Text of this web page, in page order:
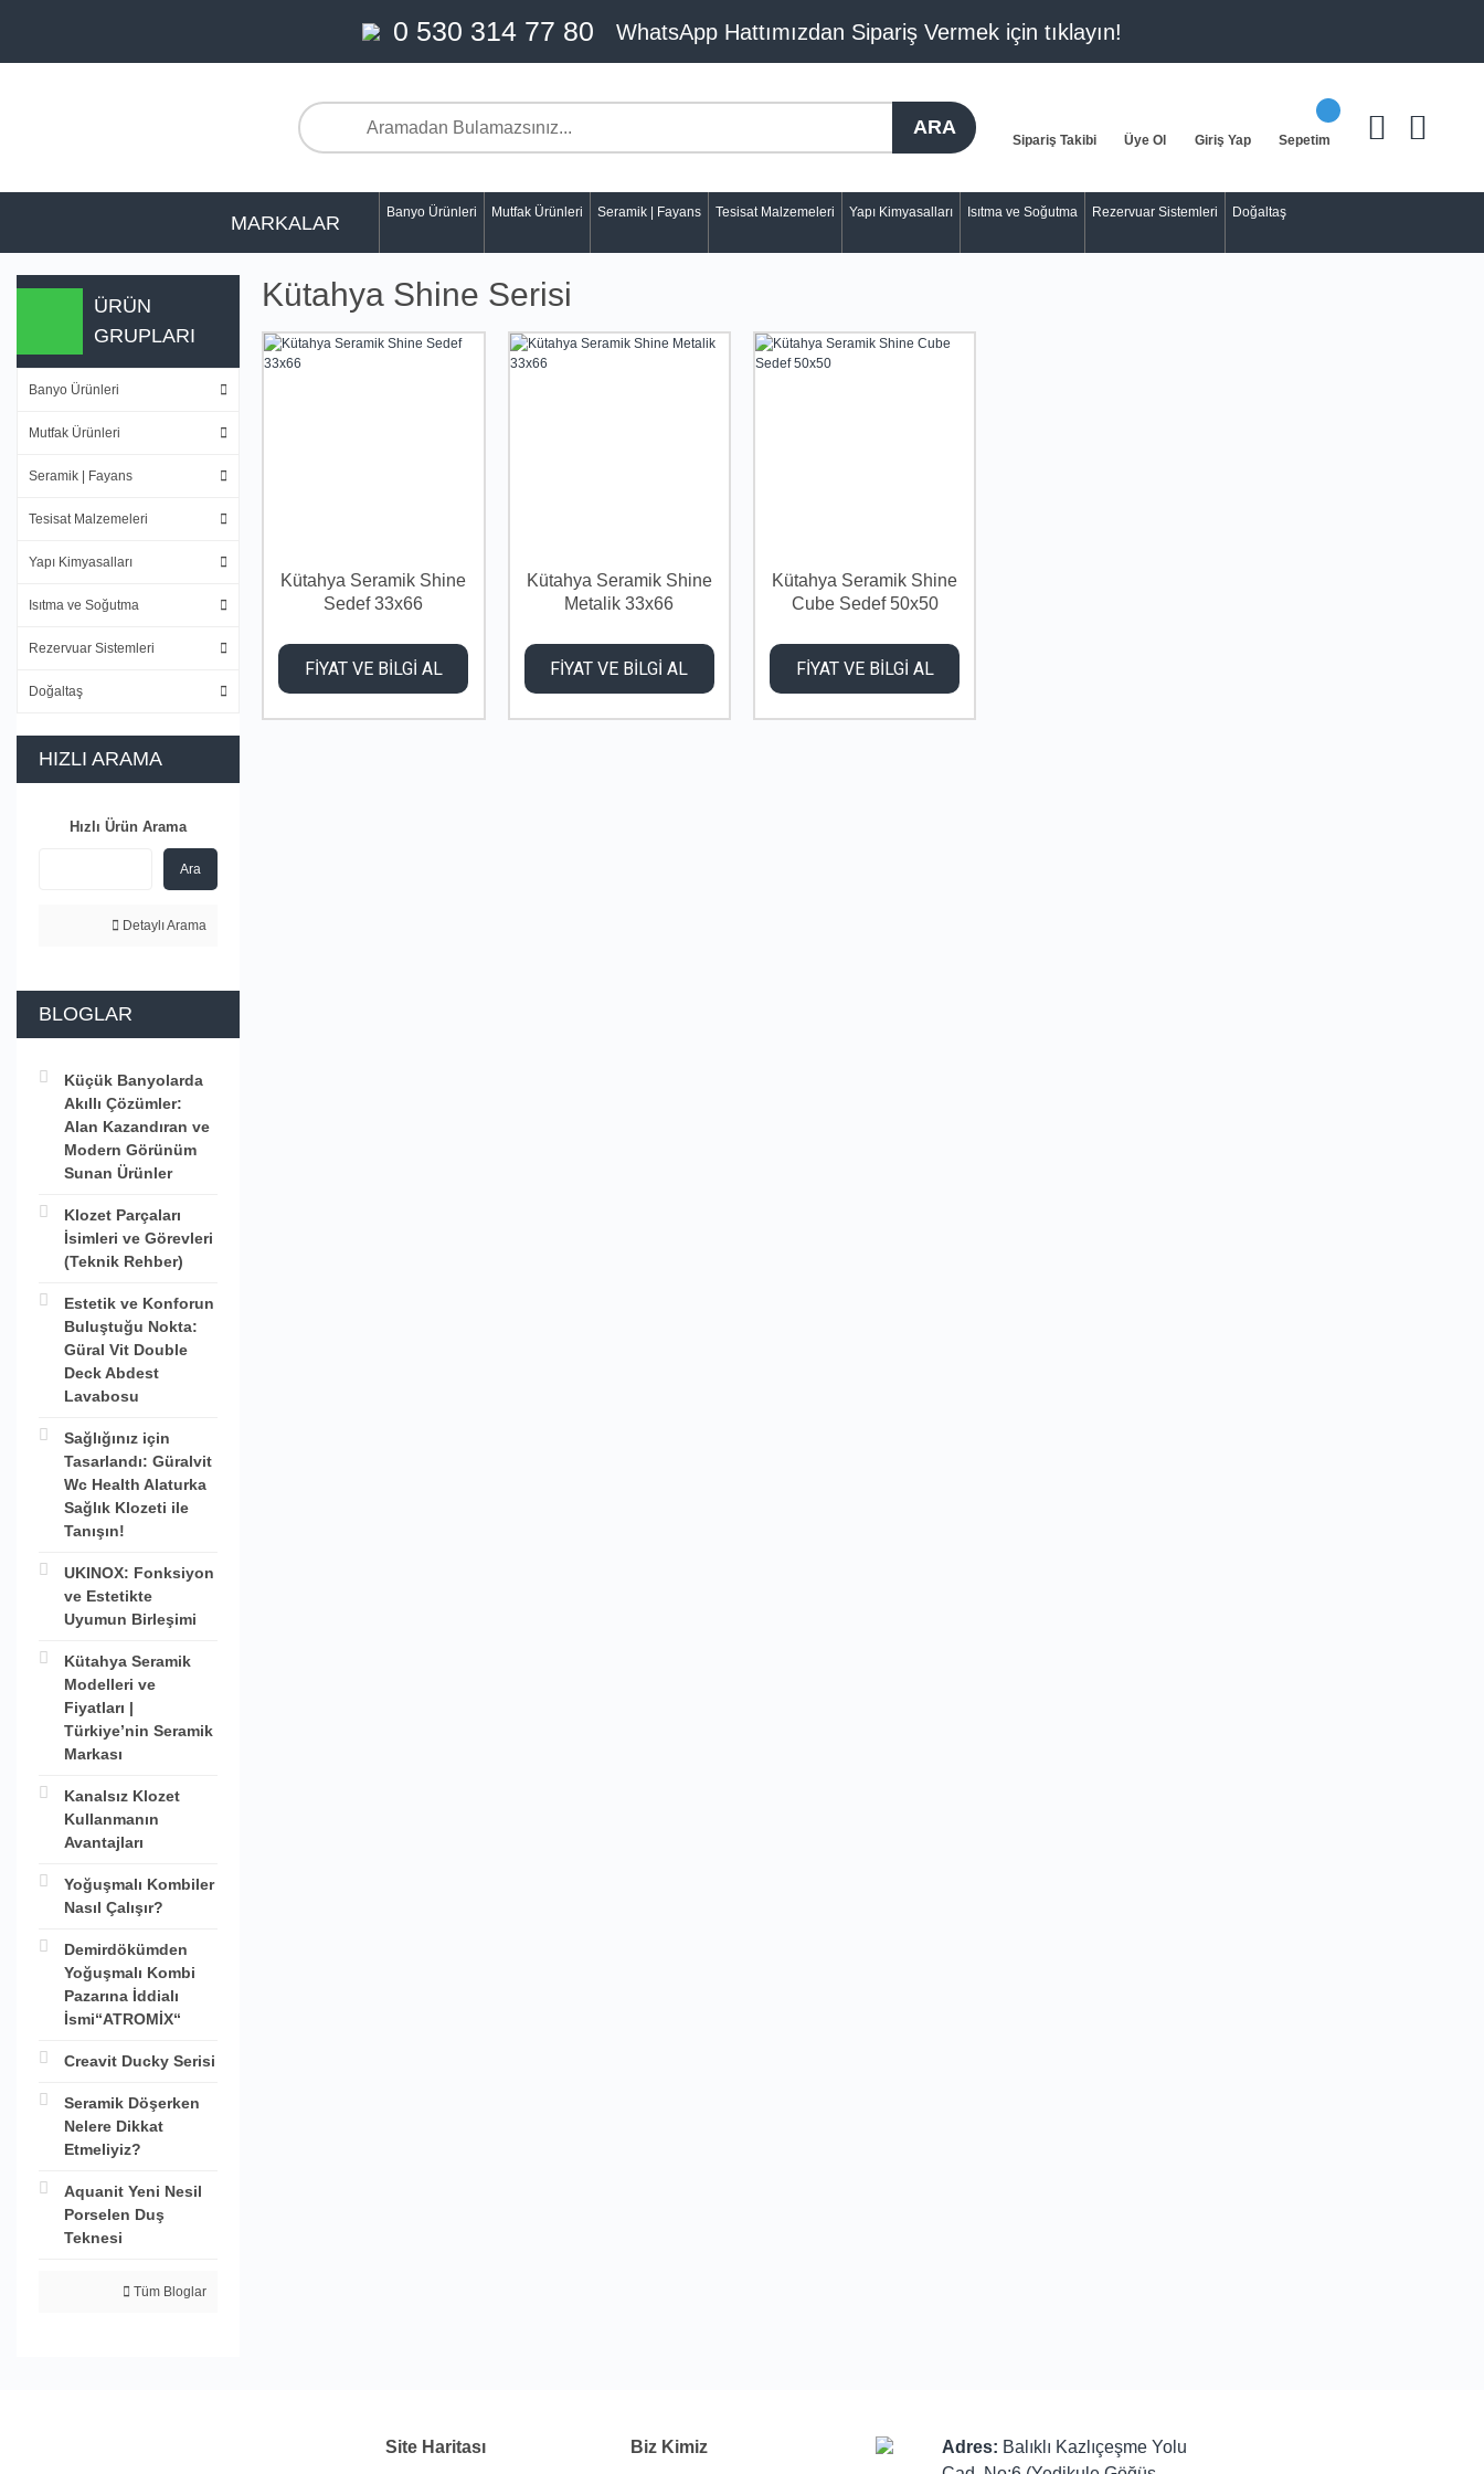
0 530 314 77 80 WhatsApp Hattımızdan Sipariş Vermek için tıklayın!
ARA
Sipariş Takibi Üye Ol Giriş Yap Sepetim
MARKALAR Banyo Ürünleri Mutfak Ürünleri Seramik | Fayans Tesisat Malzemeleri Yapı Kimyasalları Isıtma ve Soğutma Rezervuar Sistemleri Doğaltaş
ÜRÜN
GRUPLARI
Banyo Ürünleri
Mutfak Ürünleri
Seramik | Fayans
Tesisat Malzemeleri
Yapı Kimyasalları
Isıtma ve Soğutma
Rezervuar Sistemleri
Doğaltaş
HIZLI ARAMA
Hızlı Ürün Arama
Ara
Detaylı Arama
BLOGLAR
Küçük Banyolarda
Akıllı Çözümler:
Alan Kazandıran ve
Modern Görünüm
Sunan Ürünler
Klozet Parçaları
İsimleri ve Görevleri
(Teknik Rehber)
Estetik ve Konforun
Buluştuğu Nokta:
Güral Vit Double
Deck Abdest
Lavabosu
Sağlığınız için
Tasarlandı: Güralvit
Wc Health Alaturka
Sağlık Klozeti ile
Tanışın!
UKINOX: Fonksiyon
ve Estetikte
Uyumun Birleşimi
Kütahya Seramik
Modelleri ve
Fiyatları |
Türkiye’nin Seramik
Markası
Kanalsız Klozet
Kullanmanın
Avantajları
Yoğuşmalı Kombiler
Nasıl Çalışır?
Demirdökümden
Yoğuşmalı Kombi
Pazarına İddialı
İsmi“ATROMİX“
Creavit Ducky Serisi
Seramik Döşerken
Nelere Dikkat
Etmeliyiz?
Aquanit Yeni Nesil
Porselen Duş
Teknesi
Tüm Bloglar
Kütahya Shine Serisi
Kütahya Seramik Shine
Sedef 33x66
FİYAT VE BİLGİ AL
Kütahya Seramik Shine
Metalik 33x66
FİYAT VE BİLGİ AL
Kütahya Seramik Shine
Cube Sedef 50x50
FİYAT VE BİLGİ AL
Site Haritası Biz Kimiz Adres: Balıklı Kazlıçeşme Yolu